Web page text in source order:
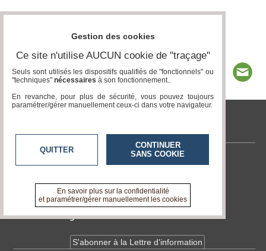
tvlocale.fr
Contactez-nous
A propos de tvlocale.fr
Devenir délégué
S'abonner à la Lettre d'information
Gestion des cookies
Ce site n'utilise AUCUN cookie de "traçage"
Seuls sont utilisés les dispositifs qualifiés de "fonctionnels" ou
"techniques" nécessaires à son fonctionnement..
En revanche, pour plus de sécurité, vous pouvez toujours
paramétrer/gérer manuellement ceux-ci dans votre navigateur.
QUITTER
CONTINUER
SANS COOKIE
En savoir plus sur la confidentialité
et paramétrer/gérer manuellement les cookies